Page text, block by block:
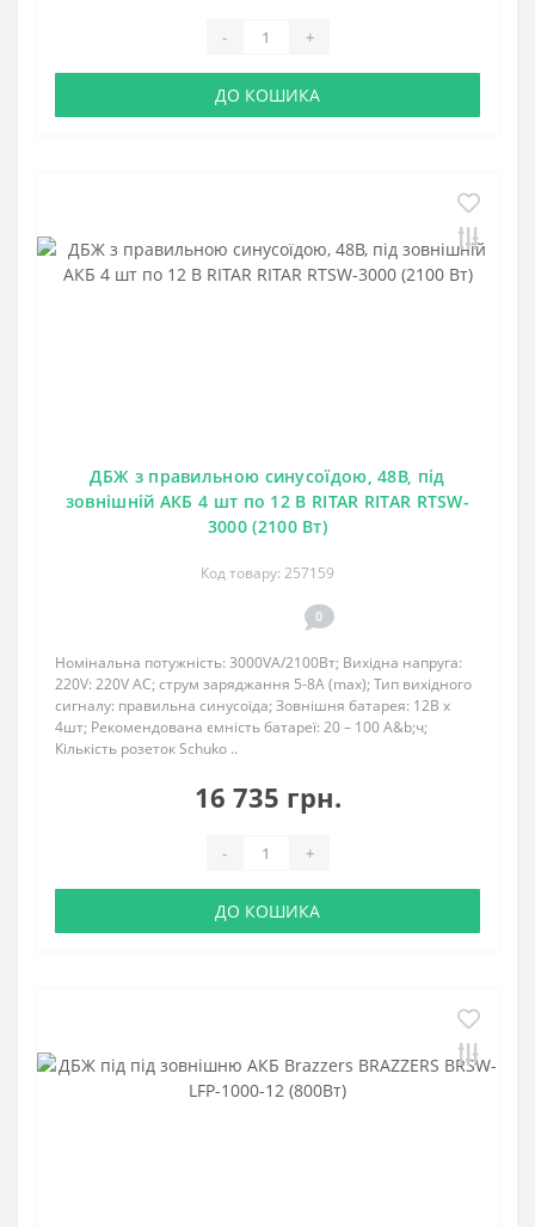
- +
ДО КОШИКА
ДБЖ з правильною синусоїдою, 48В, під
зовнішній АКБ 4 шт по 12 В RITAR RITAR RTSW-
3000 (2100 Вт)
Код товару: 257159
0
Номінальна потужність: 3000VA/2100Вт; Вихідна напруга:
220V: 220V AC; струм заряджання 5-8A (max); Тип вихідного
сигналу: правильна синусоїда; Зовнішня батарея: 12В х
4шт; Рекомендована ємність батареї: 20 – 100 А&b;ч;
Кількість розеток Schuko ..
16 735 грн.
- +
ДО КОШИКА